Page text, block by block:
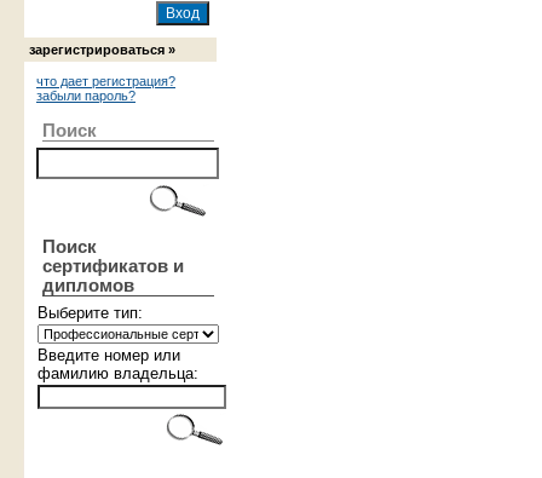
зарегистрироваться »
что дает регистрация?
забыли пароль?
Поиск
Поиск
сертификатов и
дипломов
Выберите тип:
Введите номер или
фамилию владельца: